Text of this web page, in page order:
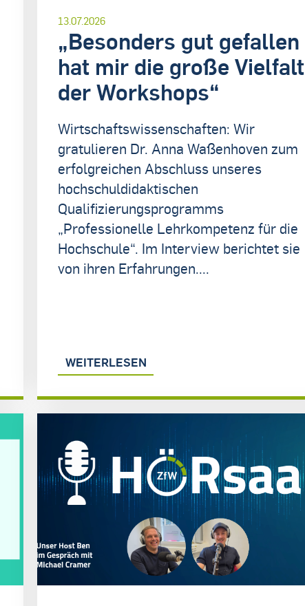
13.07.2026
„Besonders gut gefallen
hat mir die große Vielfalt
der Workshops“
Wirtschaftswissenschaften: Wir
gratulieren Dr. Anna Waßenhoven zum
erfolgreichen Abschluss unseres
hochschuldidaktischen
Qualifizierungsprogramms
„Professionelle Lehrkompetenz für die
Hochschule“. Im Interview berichtet sie
von ihren Erfahrungen....
WEITERLESEN